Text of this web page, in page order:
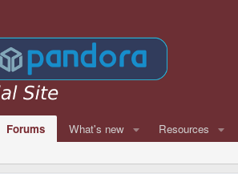
Forums What's new Resources